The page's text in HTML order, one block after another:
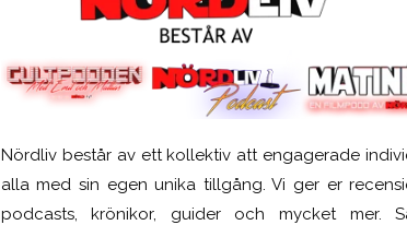
Nördliv består av ett kollektiv att engagerade
alla med sin egen unika tillgång. Vi ger er
podcasts, krönikor, guider och mycket mer.
SCUF Gaming Omega